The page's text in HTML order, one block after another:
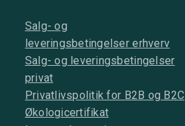
Salg- og
leveringsbetingelser erhverv
Salg- og leveringsbetingelser
privat
Privatlivspolitik for B2B og B2C
Økologicertifikat